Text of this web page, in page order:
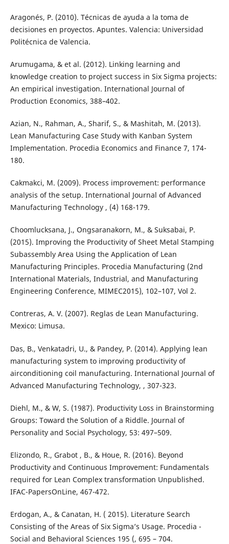
Aragonés, P. (2010). Técnicas de ayuda a la toma de
decisiones en proyectos. Apuntes. Valencia: Universidad
Politécnica de Valencia.
Arumugama, & et al. (2012). Linking learning and
knowledge creation to project success in Six Sigma projects:
An empirical investigation. International Journal of
Production Economics, 388–402.
Azian, N., Rahman, A., Sharif, S., & Mashitah, M. (2013).
Lean Manufacturing Case Study with Kanban System
Implementation. Procedia Economics and Finance 7, 174-
180.
Cakmakci, M. (2009). Process improvement: performance
analysis of the setup. International Journal of Advanced
Manufacturing Technology , (4) 168-179.
Choomlucksana, J., Ongsaranakorn, M., & Suksabai, P.
(2015). Improving the Productivity of Sheet Metal Stamping
Subassembly Area Using the Application of Lean
Manufacturing Principles. Procedia Manufacturing (2nd
International Materials, Industrial, and Manufacturing
Engineering Conference, MIMEC2015), 102–107, Vol 2.
Contreras, A. V. (2007). Reglas de Lean Manufacturing.
Mexico: Limusa.
Das, B., Venkatadri, U., & Pandey, P. (2014). Applying lean
manufacturing system to improving productivity of
airconditioning coil manufacturing. International Journal of
Advanced Manufacturing Technology, , 307-323.
Diehl, M., & W, S. (1987). Productivity Loss in Brainstorming
Groups: Toward the Solution of a Riddle. Journal of
Personality and Social Psychology, 53: 497–509.
Elizondo, R., Grabot , B., & Houe, R. (2016). Beyond
Productivity and Continuous Improvement: Fundamentals
required for Lean Complex transformation Unpublished.
IFAC-PapersOnLine, 467-472.
Erdogan, A., & Canatan, H. ( 2015). Literature Search
Consisting of the Areas of Six Sigma’s Usage. Procedia -
Social and Behavioral Sciences 195 (, 695 – 704.